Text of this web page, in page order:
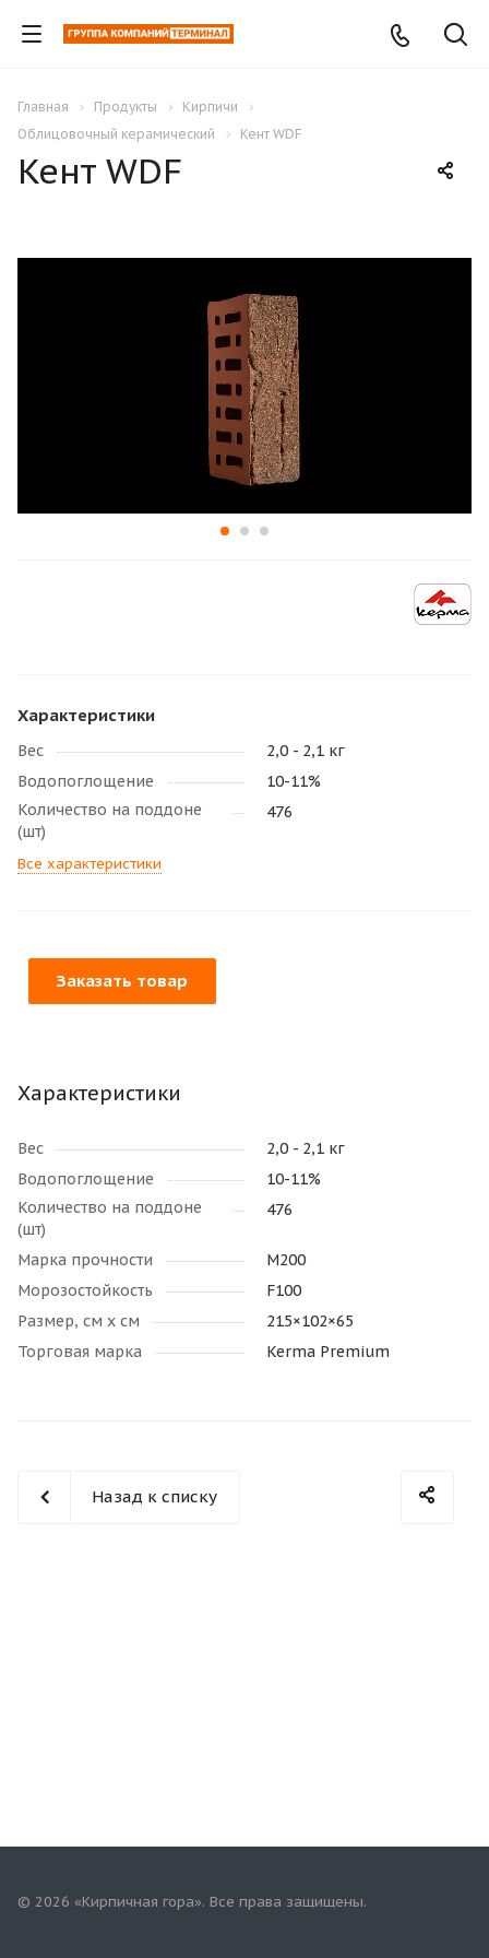
Главная Продукты
Кирпичи
Облицовочный керамический
Кент WDF
Кент WDF
Характеристики
Вес
2,0 - 2,1 кг
Водопоглощение
10-11%
Количество на поддоне
(шт)
476
Все характеристики
Заказать товар
Характеристики
Вес
2,0 - 2,1 кг
Водопоглощение
10-11%
Количество на поддоне
(шт)
476
Марка прочности
М200
Морозостойкость
F100
Размер, см х см
215×102×65
Торговая марка
Kerma Premium
Назад к списку
© 2026 «Кирпичная гора». Все права защищены.